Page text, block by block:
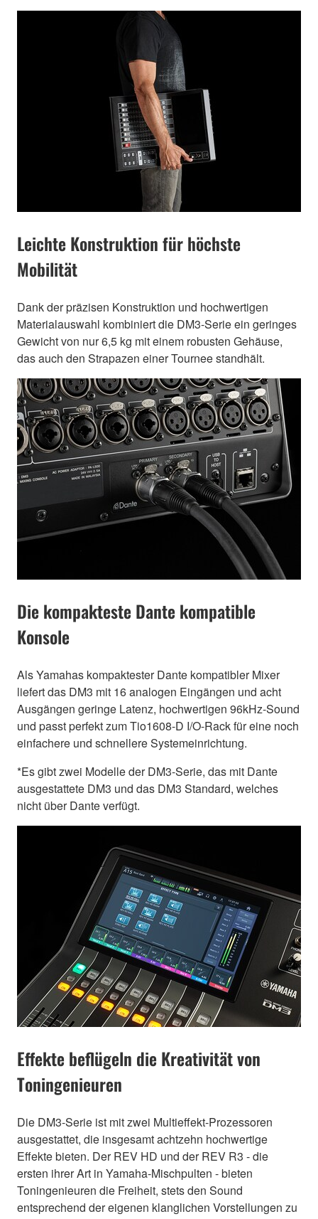
Leichte Konstruktion für höchste
Mobilität
Dank der präzisen Konstruktion und hochwertigen
Materialauswahl kombiniert die DM3-Serie ein geringes
Gewicht von nur 6,5 kg mit einem robusten Gehäuse,
das auch den Strapazen einer Tournee standhält.
Die kompakteste Dante kompatible
Konsole
Als Yamahas kompaktester Dante kompatibler Mixer
liefert das DM3 mit 16 analogen Eingängen und acht
Ausgängen geringe Latenz, hochwertigen 96kHz-Sound
und passt perfekt zum Tio1608-D I/O-Rack für eine noch
einfachere und schnellere Systemeinrichtung.
*Es gibt zwei Modelle der DM3-Serie, das mit Dante
ausgestattete DM3 und das DM3 Standard, welches
nicht über Dante verfügt.
Effekte beflügeln die Kreativität von
Toningenieuren
Die DM3-Serie ist mit zwei Multieffekt-Prozessoren
ausgestattet, die insgesamt achtzehn hochwertige
Effekte bieten. Der REV HD und der REV R3 - die
ersten ihrer Art in Yamaha-Mischpulten - bieten
Toningenieuren die Freiheit, stets den Sound
entsprechend der eigenen klanglichen Vorstellungen zu